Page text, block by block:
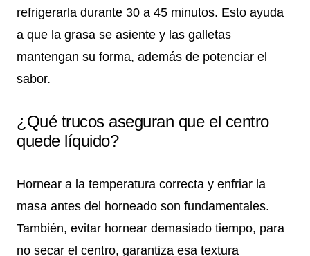
refrigerarla durante 30 a 45 minutos. Esto ayuda
a que la grasa se asiente y las galletas
mantengan su forma, además de potenciar el
sabor.
¿Qué trucos aseguran que el centro
quede líquido?
Hornear a la temperatura correcta y enfriar la
masa antes del horneado son fundamentales.
También, evitar hornear demasiado tiempo, para
no secar el centro, garantiza esa textura